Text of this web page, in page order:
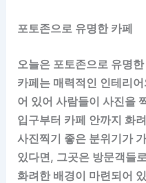
포토존으로 유명한 카페
오늘은 포토존으로 유명
카페는 매력적인 인테리
어 있어 사람들이 사진을
입구부터 카페 안까지 화
사진찍기 좋은 분위기가
있다면, 그곳은 방문객들
화려한 배경이 마련되어